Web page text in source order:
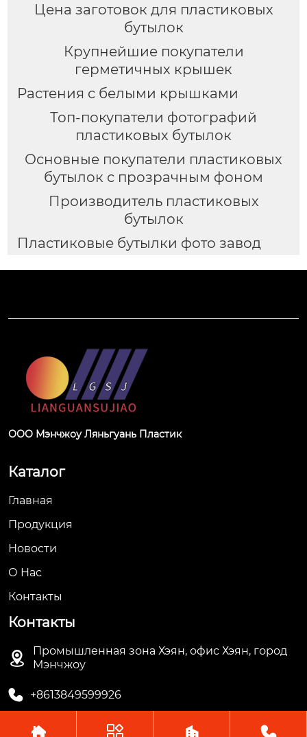
Цена заготовок для пластиковых
бутылок
Крупнейшие покупатели
герметичных крышек
Растения с белыми крышками
Топ-покупатели фотографий
пластиковых бутылок
Основные покупатели пластиковых
бутылок с прозрачным фоном
Производитель пластиковых
бутылок
Пластиковые бутылки фото завод
ООО Мэнчжоу Ляньгуань Пластик
Каталог
Главная
Продукция
Новости
О Hас
Контакты
Контакты

Промышленная зона Хэян, офис Хэян, город
Мэнчжоу
 +8613849599926
   